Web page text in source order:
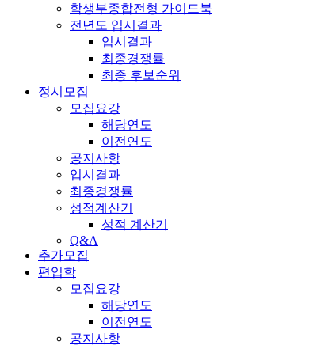
학생부종합전형 가이드북
전년도 입시결과
입시결과
최종경쟁률
최종 후보순위
정시모집
모집요강
해당연도
이전연도
공지사항
입시결과
최종경쟁률
성적계산기
성적 계산기
Q&A
추가모집
편입학
모집요강
해당연도
이전연도
공지사항